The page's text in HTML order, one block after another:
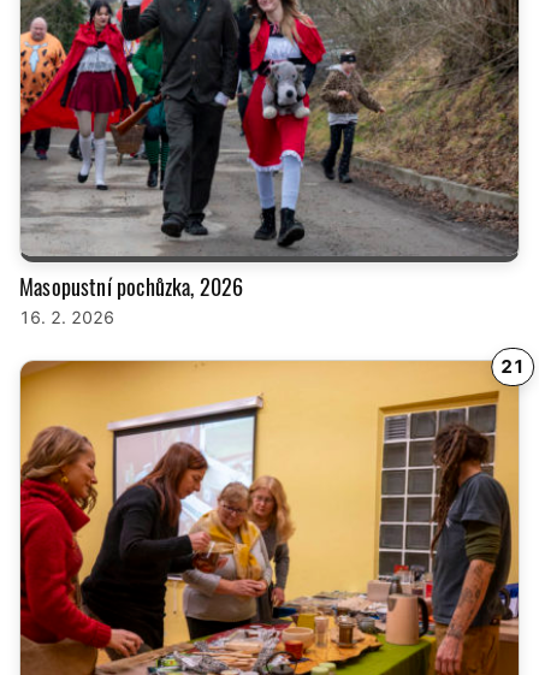
Masopustní pochůzka, 2026
16. 2. 2026
21